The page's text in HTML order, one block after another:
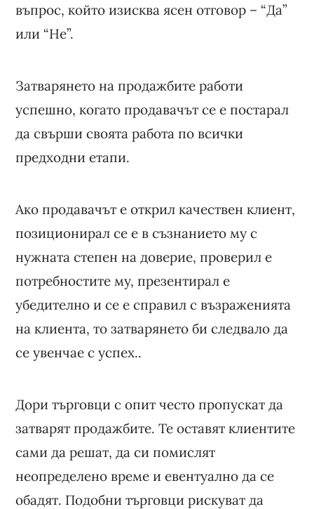
въпрос, който изисква ясен отговор – “Да”
или “Не”.
Затварянето на продажбите работи
успешно, когато продавачът се е постарал
да свърши своята работа по всички
предходни етапи.
Ако продавачът е открил качествен клиент,
позиционирал се е в съзнанието му с
нужната степен на доверие, проверил е
потребностите му, презентирал е
убедително и се е справил с възраженията
на клиента, то затварянето би следвало да
се увенчае с успех..
Дори търговци с опит често пропускат да
затварят продажбите. Те оставят клиентите
сами да решат, да си помислят
неопределено време и евентуално да се
обадят. Подобни търговци рискуват да